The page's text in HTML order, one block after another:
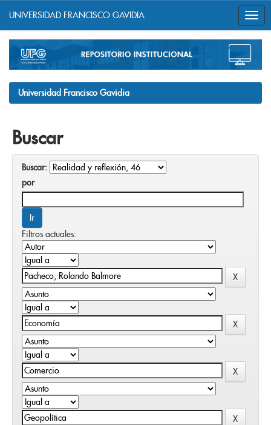
navigation
UNIVERSIDAD FRANCISCO GAVIDIA
Universidad Francisco Gavidia
Buscar
Buscar:
por
Filtros actuales: